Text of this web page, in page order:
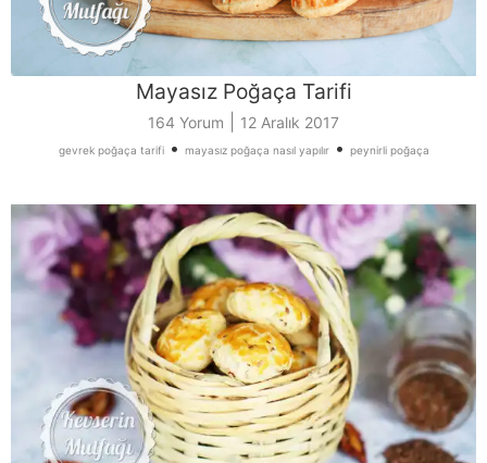
Mayasız Poğaça Tarifi
164 Yorum 12 Aralık 2017
gevrek poğaça tarifi• mayasız poğaça nasıl yapılır• peynirli poğaça